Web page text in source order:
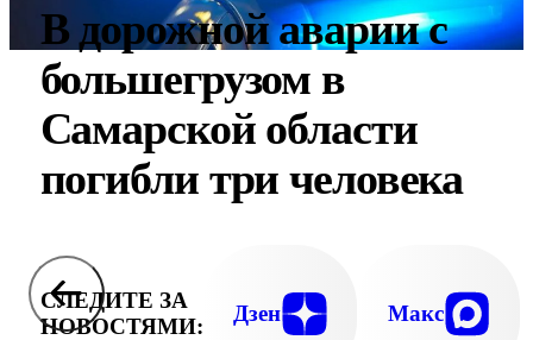
В дорожной аварии с
большегрузом в
Самарской области
погибли три человека
СЛЕДИТЕ ЗА
НОВОСТЯМИ:
Дзен Макс